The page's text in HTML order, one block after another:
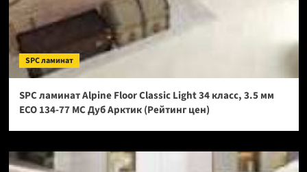
SPC ламинат
SPC ламинат Alpine Floor Classic Light 34 класс, 3.5 мм
ECO 134-77 МС Дуб Арктик (Рейтинг цен)